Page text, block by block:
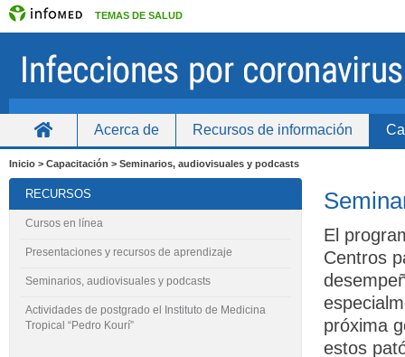
TEMAS DE SALUD
Acerca de Recursos de información
Inicio > Capacitación > Seminarios, audiovisuales y podcasts
El
Centros
próxima
estos
RECURSOS
Cursos en línea
Presentaciones y recursos de aprendizaje
Seminarios, audiovisuales y podcasts
Actividades de postgrado el Instituto de Medicina
Tropical “Pedro Kourí”